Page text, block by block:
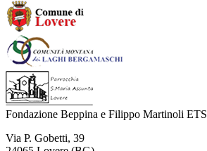
Fondazione Beppina e Filippo Martinoli ETS
Via P. Gobetti, 39